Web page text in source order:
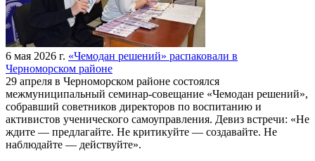
6 мая 2026 г. «Чемодан решений» распаковали в
Черноморском районе
29 апреля в Черноморском районе состоялся
межмуниципальный семинар-совещание «Чемодан решений»,
собравший советников директоров по воспитанию и
активистов ученического самоуправления. Девиз встречи: «Не
ждите — предлагайте. Не критикуйте — создавайте. Не
наблюдайте — действуйте».